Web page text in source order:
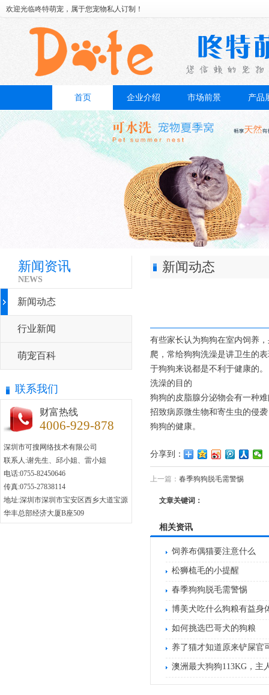
欢迎光临咚特萌宠，属于您宠物私人订制！
首页 企业介绍 市场前景 产品
新闻资讯
NEWS
新闻动态
行业新闻
萌宠百科
联系我们
财富热线
4006-929-878
深圳市可搜网络技术有限公司
联系人:谢先生、邱小姐、雷小姐
电话:0755-82450646
传真:0755-27838114
地址:深圳市深圳市宝安区西乡大道宝源
华丰总部经济大厦B座509
新闻动态
有些家长认为狗狗在室内饲养
爬，常给狗狗洗澡是讲卫生的
于狗狗来说都是不利于健康的。
洗澡的目的
狗狗的皮脂腺分泌物会有一种
招致病原微生物和寄生虫的侵
狗狗的健康。
分享到：
上一篇： 春季狗狗脱毛需警惕
文章关键词：
相关资讯
饲养布偶猫要注意什么
松狮梳毛的小提醒
春季狗狗脱毛需警惕
博美犬吃什么狗粮有益身
如何挑选巴哥犬的狗粮
养了猫才知道原来铲屎官
澳洲最大狗狗113KG，主